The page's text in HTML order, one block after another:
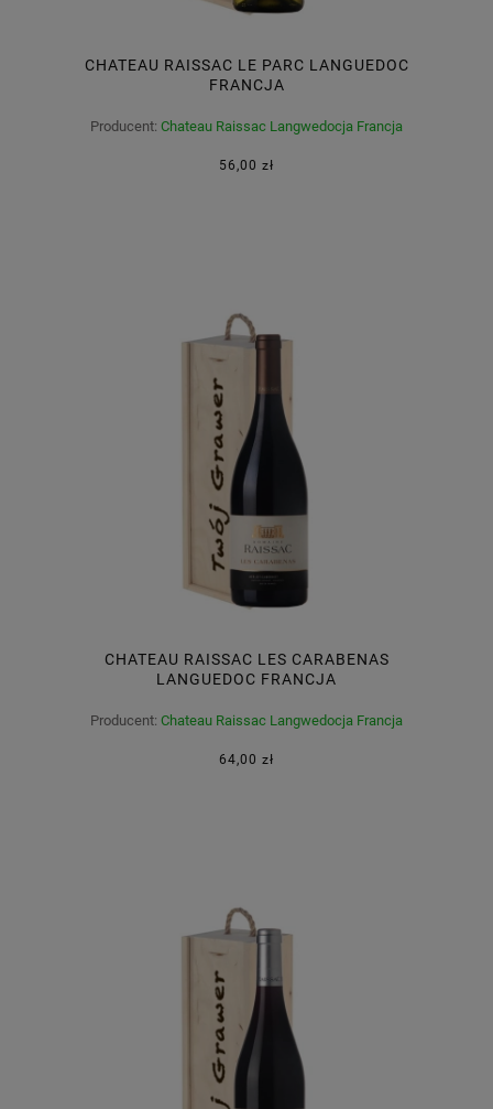
CHATEAU RAISSAC LE PARC LANGUEDOC
FRANCJA
Producent: Chateau Raissac Langwedocja Francja
56,00 zł
CHATEAU RAISSAC LES CARABENAS
LANGUEDOC FRANCJA
Producent: Chateau Raissac Langwedocja Francja
64,00 zł